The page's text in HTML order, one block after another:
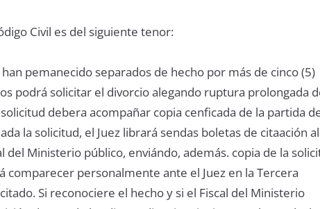
Civil es del siguiente tenor:
pemanecido separados de hecho por más de cinco (5)
podrá solicitar el divorcio alegando ruptura prolongada
debera acompañar copia cenficada de la partida
la solicitud, el Juez librará sendas boletas de citaación al
del Ministerio público, enviándo, además. copia de la
comparecer personalmente ante el Juez en la Tercera
Si reconociere el hecho y si el Fiscal del Ministerio